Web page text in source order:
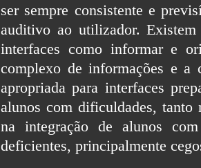
ser sempre consistente e
auditivo ao utilizador. Existem
interfaces como informar e
complexo de informações e a
apropriada para interfaces
alunos com dificuldades, tanto
na integração de alunos
deficientes, principalmente